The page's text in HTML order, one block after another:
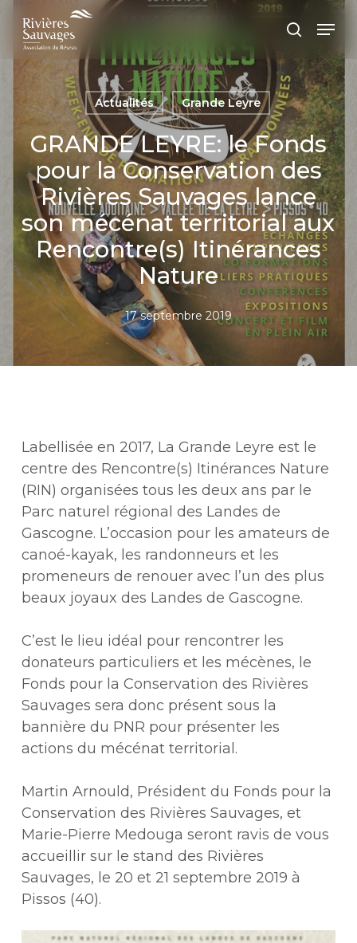
Panneau de gestion des cookies
contenu
principal
Menu
Actualités Grande Leyre
GRANDE LEYRE: le Fonds
pour la Conservation des
Rivières Sauvages lance
son mécénat territorial aux
Rencontre(s) Itinérances
Nature
17 septembre 2019
Labellisée en 2017, La Grande Leyre est le
centre des Rencontre(s) Itinérances Nature
(RIN) organisées tous les deux ans par le
Parc naturel régional des Landes de
Gascogne. L’occasion pour les amateurs de
canoé-kayak, les randonneurs et les
promeneurs de renouer avec l’un des plus
beaux joyaux des Landes de Gascogne.
C’est le lieu idéal pour rencontrer les
donateurs particuliers et les mécènes, le
Fonds pour la Conservation des Rivières
Sauvages sera donc présent sous la
bannière du PNR pour présenter les
actions du mécénat territorial.
Martin Arnould, Président du Fonds pour la
Conservation des Rivières Sauvages, et
Marie-Pierre Medouga seront ravis de vous
accueillir sur le stand des Rivières
Sauvages, le 20 et 21 septembre 2019 à
Pissos (40).